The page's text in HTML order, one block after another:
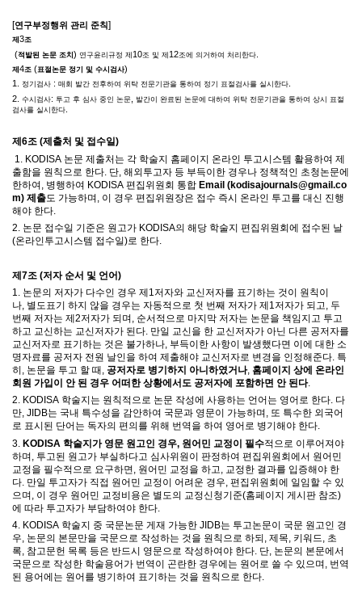
[연구부정행위 관리 준칙]
제 3조
(적발된 논문 조치 ) 연구윤리규정 제 10조 및 제 12조에 의거하여 처리한다
제 4조 (표절논문 정기 및 수시검사)
1. 정기검사 : 매회 발간 전후하여 위탁 전문기관을 통하여 정기 표절검사를 실시한다
2. 수시검사: 투고 후 심사 중인 논문
발간이 완료된 논문에 대하여 위탁 전문기관을 통하여 상시 표절
검사를 실시한다
제 6조 (제출처 및 접수일)
1. KODISA 논문 제출처는 각 학술지 홈페이지 온라인 투고시스템 활용하여 제
출함을 원칙으로 한다 단 해외투고자 등 부득이한 경우나 정책적인 초청논문에
한하여 병행하여 KODISA 편집위원회 통합 Email (kodisajournals@gmail.co
m) 제출도 가능하며 이 경우 편집위원장은 접수 즉시 온라인 투고를 대신 진행
해야 한다
2. 논문 접수일 기준은 원고가 KODISA의 해당 학술지 편집위원회에 접수된 날
(온라인투고시스템 접수일)로 한다.
제7조 (저자 순서 및 언어)
1. 논문의 저자가 다수인 경우 제1저자와 교신저자를 표기하는 것이 원칙이
나, 별도표기 하지 않을 경우는 자동적으로 첫 번째 저자가 제1저자가 되고, 두
번째 저자는 제2저자가 되며, 순서적으로 마지막 저자는 논문을 책임지고 투고
하고 교신하는 교신저자가 된다. 만일 교신을 한 교신저자가 아닌 다른 공저자를
교신저자로 표기하는 것은 불가하나, 부득이한 사항이 발생했다면 이에 대한 소
명자료를 공저자 전원 날인을 하여 제출해야 교신저자로 변경을 인정해준다. 특
히, 논문을 투고 할 때, 공저자로 병기하지 아니하였거나, 홈페이지 상에 온라인
회원 가입이 안 된 경우 어떠한 상황에서도 공저자에 포함하면 안 된다.
2. KODISA 학술지는 원칙적으로 논문 작성에 사용하는 언어는 영어로 한다. 다
만, JIDB는 국내 특수성을 감안하여 국문과 영문이 가능하며 , 또 특수한 외국어
로 표시된 단어는 독자의 편의를 위해 번역을 하여 영어로 병기해야 한다.
3. KODISA 학술지가 영문 원고인 경우, 원어민 교정이 필수적으로 이루어져야
하며 투고된 원고가 부실하다고 심사위원이 판정하여 편집위원회에서 원어민
교정을 필수적으로 요구하면 원어민 교정을 하고
교정한 결과를 입증해야 한
다 만일 투고자가 직접 원어민 교정이 어려운 경우 편집위원회에 일임할 수 있
으며 이 경우 원어민 교정비용은 별도의 교정신청기준(홈페이지 게시판 참조)
에 따라 투고자가 부담하여야 한다
4. KODISA 학술지 중 국문논문 게재 가능한 JIDB는 투고논문이 국문 원고인 경
우, 논문의 본문만을 국문으로 작성하는 것을 원칙으로 하되, 제목, 키워드, 초
록, 참고문헌 목록 등은 반드시 영문으로 작성하여야 한다. 단, 논문의 본문에서
국문으로 작성한 학술용어가 번역이 곤란한 경우에는 원어로 쓸 수 있으며, 번역
된 용어에는 원어를 병기하여 표기하는 것을 원칙으로 한다.